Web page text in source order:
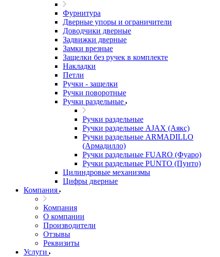
Фурнитура
Дверные упоры и ограничители
Доводчики дверные
Задвижки дверные
Замки врезные
Защелки без ручек в комплекте
Накладки
Петли
Ручки - защелки
Ручки поворотные
Ручки раздельные
Ручки раздельные
Ручки раздельные AJAX (Аякс)
Ручки раздельные ARMADILLO
(Армадилло)
Ручки раздельные FUARO (Фуаро)
Ручки раздельные PUNTO (Пунто)
Цилиндровые механизмы
Цифры дверные
Компания
Компания
О компании
Производители
Отзывы
Реквизиты
Услуги